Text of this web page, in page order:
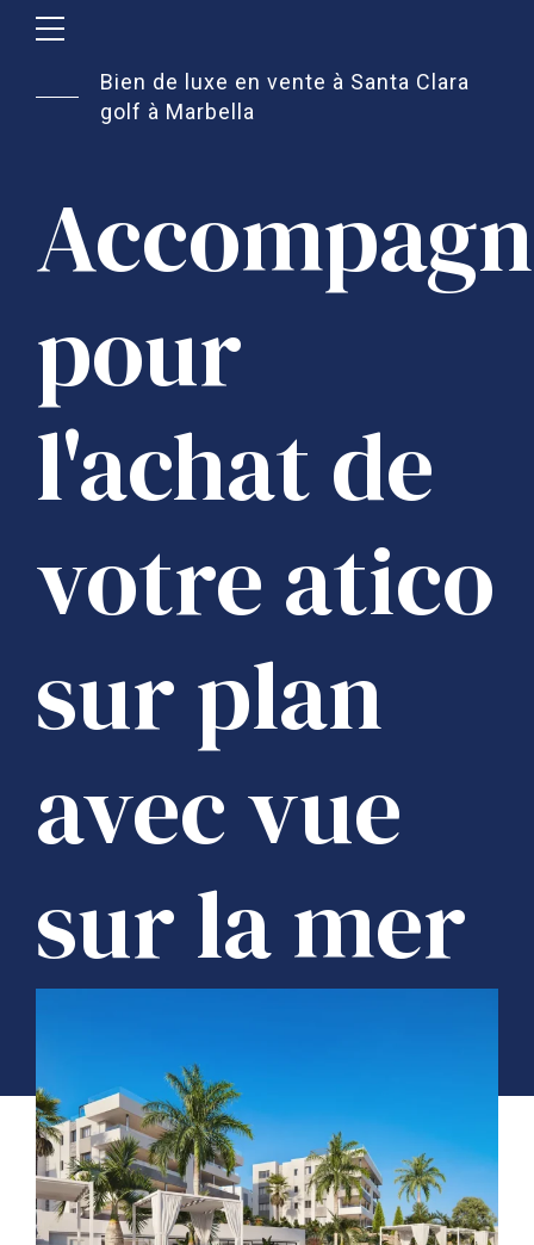
Bien de luxe en vente à Santa Clara
golf à Marbella
pour
l'achat de
votre atico
sur plan
avec vue
sur la mer
à Marbella